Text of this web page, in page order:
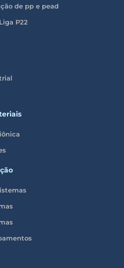
de pp e pead
P22